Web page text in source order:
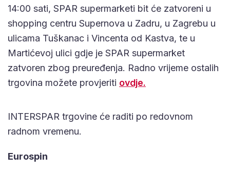
14:00 sati, SPAR supermarketi bit će zatvoreni u
shopping centru Supernova u Zadru, u Zagrebu u
ulicama Tuškanac i Vincenta od Kastva, te u
Martićevoj ulici gdje je SPAR supermarket
zatvoren zbog preuređenja. Radno vrijeme ostalih
trgovina možete provjeriti ovdje.
INTERSPAR trgovine će raditi po redovnom
radnom vremenu.
Eurospin